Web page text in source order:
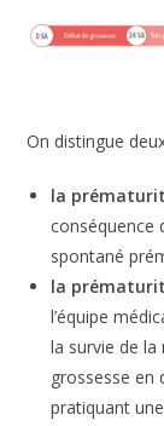
On distingue
la
conséquence
spontané
la
l’équipe
la survie de la
grossesse en
pratiquant